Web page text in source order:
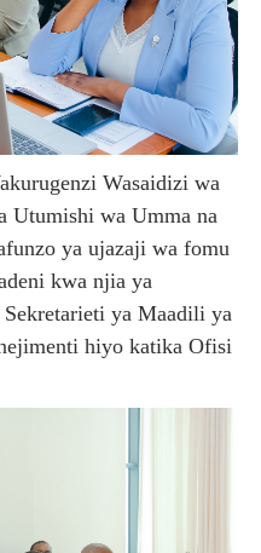
Wasaidizi wa
Utumishi wa Umma na
ya ujazaji wa fomu
kwa njia ya
ya Maadili ya
hiyo katika Ofisi